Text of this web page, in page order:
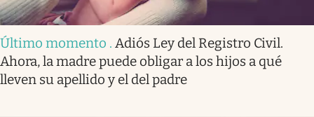
Último momento . Adiós Ley del Registro Civil.
Ahora, la madre puede obligar a los hijos a qué
lleven su apellido y el del padre